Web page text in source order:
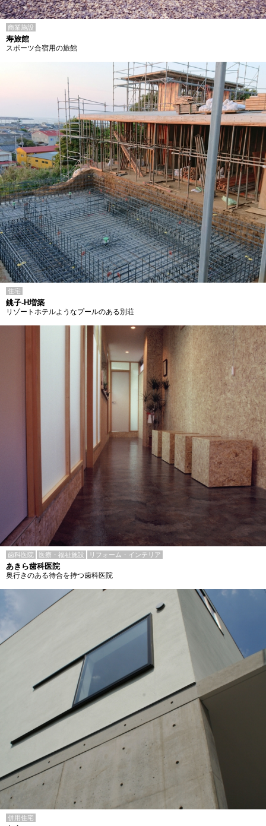
商業施設
寿旅館
スポーツ合宿用の旅館
住宅
銚子-H増築
リゾートホテルようなプールのある別荘
歯科医院 医療・福祉施設 リフォーム・インテリア
あきら歯科医院
奥行きのある待合を持つ歯科医院
併用住宅